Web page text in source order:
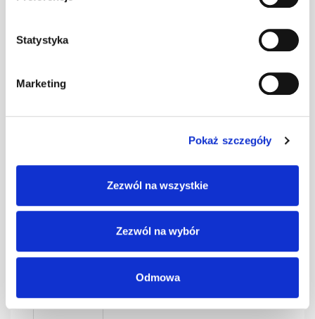
Statystyka
Marketing
Pokaż szczegóły
Zezwól na wszystkie
Zezwól na wybór
Odmowa
SMART Ława
BD-350/30
0,4 kasztan kpl.
BD-350/30
kpl –